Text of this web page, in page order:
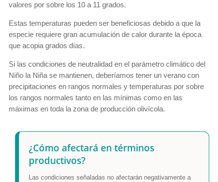
valores por sobre los 10 a 11 grados.
Estas temperaturas pueden ser beneficiosas debido a que la
especie requiere gran acumulación de calor durante la época
que acopia grados días.
Si las condiciones de neutralidad en el parámetro climático del
Niño la Niña se mantienen, deberíamos tener un verano con
precipitaciones en rangos normales y temperaturas por sobre
los rangos normales tanto en las mínimas como en las
máximas en toda la zona de producción olivícola.
¿Cómo afectará en términos
productivos?
Las condiciones señaladas no afectarán negativamente a